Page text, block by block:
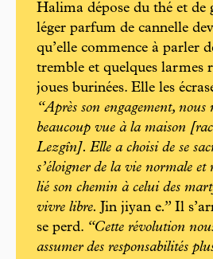
Halima dépose du thé et de
léger parfum de cannelle
qu’elle commence à parler
tremble et quelques larmes
joues burinées. Elle les
“Après son engagement, nous
beaucoup vue à la maison
Lezgîn]. Elle a choisi de se
s’éloigner de la vie normale
lié son chemin à celui des
vivre libre. Jin jiyan e.” Il
se perd. “Cette révolution
assumer des responsabilités